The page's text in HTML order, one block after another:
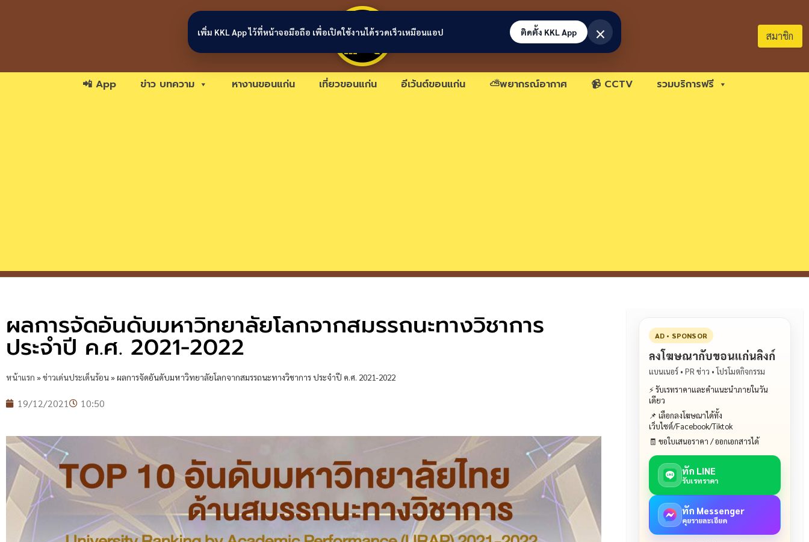
ขอนแก่นลิงก์ สมาชิก
📲 App ข่าว บทความ หางานขอนแก่น เที่ยวขอนแก่น อีเว้นต์ขอนแก่น ⛅พยากรณ์อากาศ 📹 CCTV รวมบริการฟรี
ผลการจัดอันดับมหาวิทยาลัยโลกจากสมรรถนะทางวิชาการ
ประจำปี ค.ศ. 2021-2022
หน้าแรก »ข่าวเด่นประเด็นร้อน»ผลการจัดอันดับมหาวิทยาลัยโลกจากสมรรถนะทางวิชาการ ประจำปี ค.ศ. 2021-2022
19/12/2021 10:50
AD • SPONSOR
ลงโฆษณากับขอนแก่นลิงก์
แบนเนอร์ • PR ข่าว • โปรโมตกิจกรรม
⚡ รับเรทราคาและคำแนะนำภายในวัน
เดียว
📌 เลือกลงโฆษณาได้ทั้ง
เว็บไซต์/Facebook/Tiktok
🧾 ขอใบเสนอราคา / ออกเอกสารได้
ทัก LINE
รับเรทราคา
ทัก Messenger
คุยรายละเอียด
เพิ่ม KKL App ไว้ที่หน้าจอมือถือ เพื่อเปิดใช้งานได้รวดเร็วเหมือนแอป ติดตั้ง KKL App ×